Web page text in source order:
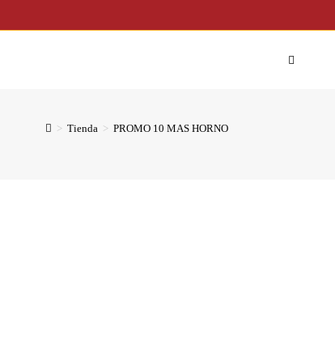
> Tienda > PROMO 10 MAS HORNO